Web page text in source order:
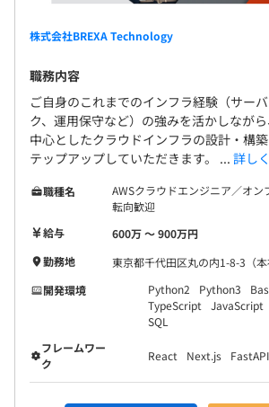
株式会社BREXA Technology
職務内容
ご自身のこれまでのインフラ経験（サー
ク、運用保守など）の強みを活かしなが
中心としたクラウドインフラの設計・構
テップアップしていただきます。 ... 詳し
職種名
AWSクラウドエンジニア／オン
転向歓迎
給与
600万 〜 900万円
勤務地
東京都千代田区丸の内1-8-3（本
開発環境
Python2 Python3
TypeScript
JavaScript
SQL
フレームワー
ク
React Next.js FastAPI